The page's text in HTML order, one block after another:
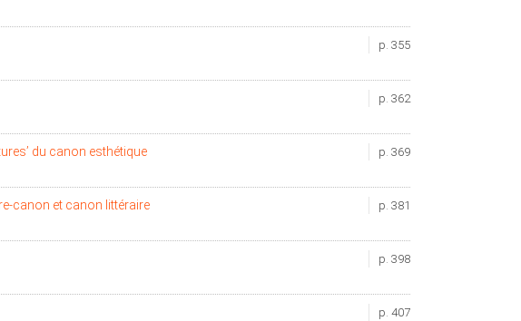
p. 355
p. 362
p. 369
du canon esthétique
p. 381
canon et canon littéraire
p. 398
p. 407